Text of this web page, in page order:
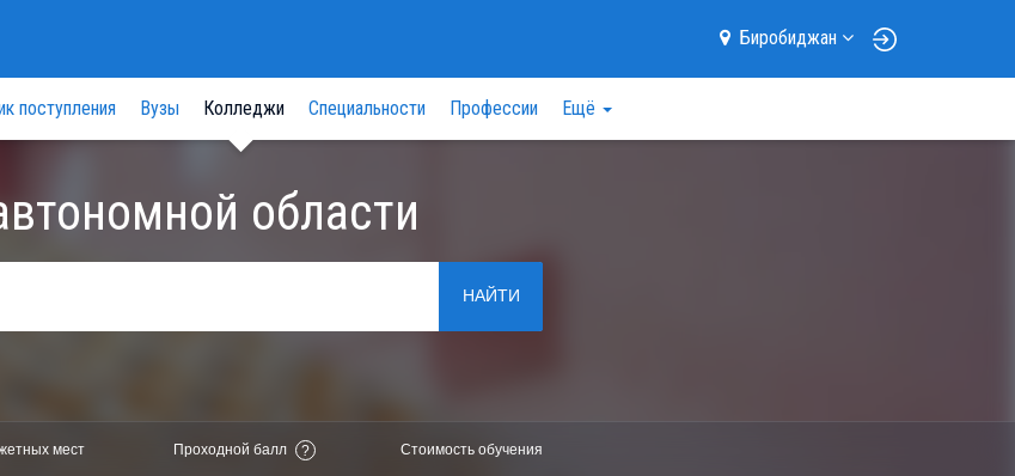
Биробиджан
поступления Вузы Колледжи Специальности Профессии Ещё
области
НАЙТИ
мест Проходной балл ? Стоимость обучения